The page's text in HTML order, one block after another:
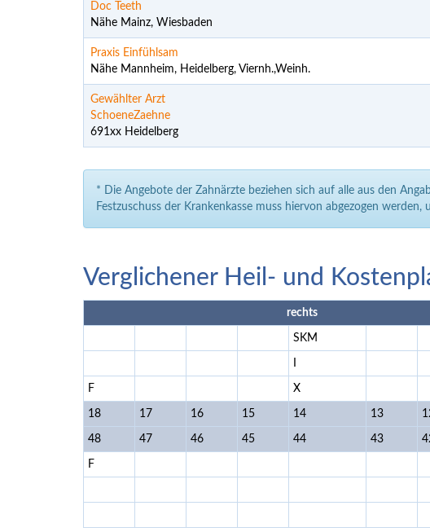
Doc Teeth
Nähe Mainz, Wiesbaden
Praxis Einfühlsam
Nähe Mannheim, Heidelberg, Viernh.,Weinh.
Gewählter Arzt
SchoeneZaehne
691xx Heidelberg
* Die Angebote der Zahnärzte beziehen sich auf alle aus den
Festzuschuss der Krankenkasse muss hiervon abgezogen werden,
Verglichener Heil- und
rechts
SKM
F X
18 17 16 15 14 13
48 47 46 45 44 43
F